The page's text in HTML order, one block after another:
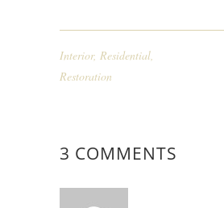
Interior, Residential,
Restoration
3 COMMENTS